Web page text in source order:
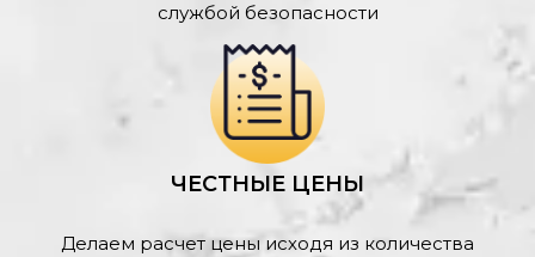
службой безопасности
ЧЕСТНЫЕ ЦЕНЫ
Делаем расчет цены исходя из количества